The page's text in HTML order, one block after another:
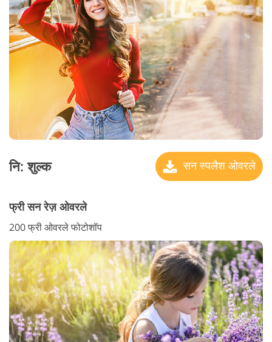
नि: शुल्क सन स्पलैश ओवरले
फ्री सन रेज़ ओवरले
200 फ्री ओवरले फोटोशॉप